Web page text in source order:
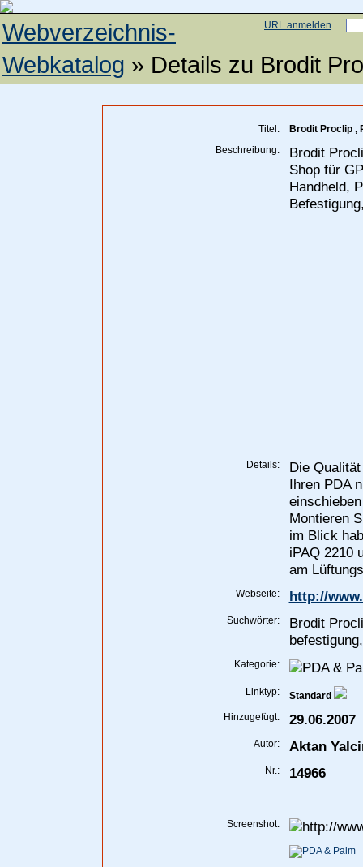
URL anmelden
Webverzeichnis-
Webkatalog » Details zu Brodit
Titel:
Brodit Proclip ,
Beschreibung:
Brodit
Shop für
Handheld,
Details:
Die
Ihren PDA
Montieren
im Blick
iPAQ 2210
am
Webseite: http://
Suchwörter:
Brodit
Kategorie:
Linktyp:
Standard
Hinzugefügt:
29.06.2007
Autor: Aktan
Nr.: 14966
Screenshot: